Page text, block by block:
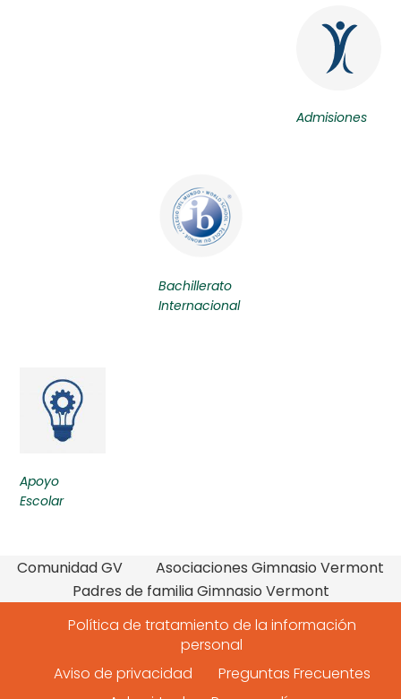
Admisiones
Bachillerato
Internacional
Apoyo
Escolar
Comunidad GV
Asociaciones Gimnasio Vermont
Padres de familia Gimnasio Vermont
Política de tratamiento de la información
personal
Aviso de privacidad
Preguntas Frecuentes